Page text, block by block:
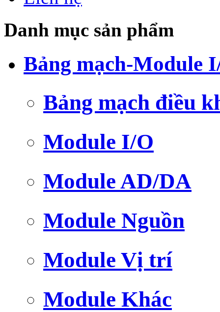
Danh mục sản phẩm
Bảng mạch-Module
Bảng mạch điều
Module I/O
Module AD/DA
Module Nguồn
Module Vị trí
Module Khác